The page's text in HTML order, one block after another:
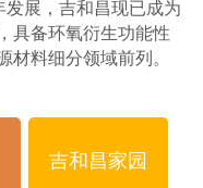
展，吉和昌现已成为
具备环氧衍生功能性
材料细分领域前列。
吉和昌家园